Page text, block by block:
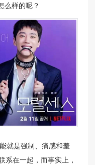
么样的呢？
就是强制、痛感和羞
系在一起，而事实上，